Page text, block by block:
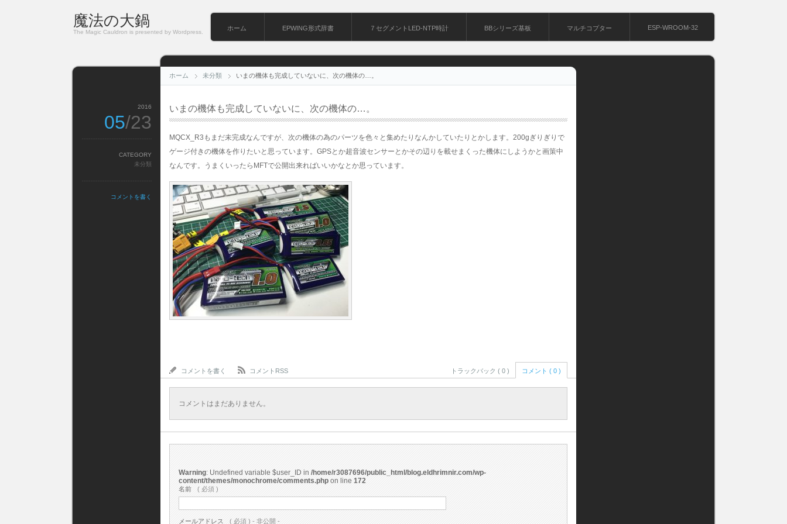
魔法の大鍋
The Magic Cauldron is presented by Wordpress.
ホーム EPWING形式辞書 ７セグメントLED-NTP時計 BBシリーズ基板 マルチコプター ESP-WROOM-32
ホーム 未分類 いまの機体も完成していないに、次の機体の…。
いまの機体も完成していないに、次の機体の…。
MQCX_R3もまだ未完成なんですが、次の機体の為のパーツを色々と集めたりなんかしていたりとかします。200gぎりぎりで
ゲージ付きの機体を作りたいと思っています。GPSとか超音波センサーとかその辺りを載せまくった機体にしようかと画策中
なんです。うまくいったらMFTで公開出来ればいいかなとか思っています。
2016
05/23
CATEGORY
未分類
コメントを書く
コメントを書く コメントRSS トラックバック ( 0 ) コメント ( 0 )
コメントはまだありません。
Warning : Undefined variable $user_ID in/home/r3087696/public_html/blog.eldhrimnir.com/wp-
content/themes/monochrome/comments.phpon line172
名前 ( 必須 )
メールアドレス ( 必須 ) - 非公開 -